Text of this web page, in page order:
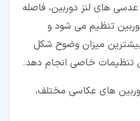
های لنز دوربین، فاصله
تنظیم می شود و
بیشترین میزان وضوح شکل
تنظیمات خاصی انجام دهد.
های عکاسی مختلف،